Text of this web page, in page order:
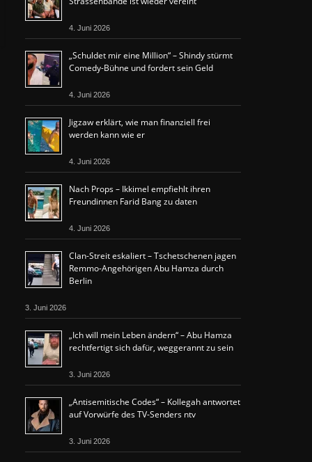
4. Juni 2026
„Schuldet mir eine Million“ – Shindy stürmt
Comedy-Bühne und fordert sein Geld
4. Juni 2026
Jigzaw erklärt, wie man finanziell frei
werden kann wie er
4. Juni 2026
Nach Props – Ikkimel empfiehlt ihren
Freundinnen Farid Bang zu daten
4. Juni 2026
Clan-Streit eskaliert – Tschetschenen jagen
Remmo-Angehörigen Abu Hamza durch
Berlin
3. Juni 2026
„Ich will mein Leben ändern“ – Abu Hamza
rechtfertigt sich dafür, weggerannt zu sein
3. Juni 2026
„Antisemitische Codes“ – Kollegah antwortet
auf Vorwürfe des TV-Senders ntv
3. Juni 2026